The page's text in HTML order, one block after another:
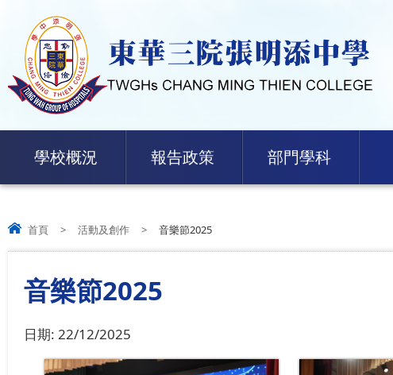
學校概況 報告政策 部門學科
首頁 > 活動及創作 > 音樂節2025
音樂節2025
日期: 22/12/2025